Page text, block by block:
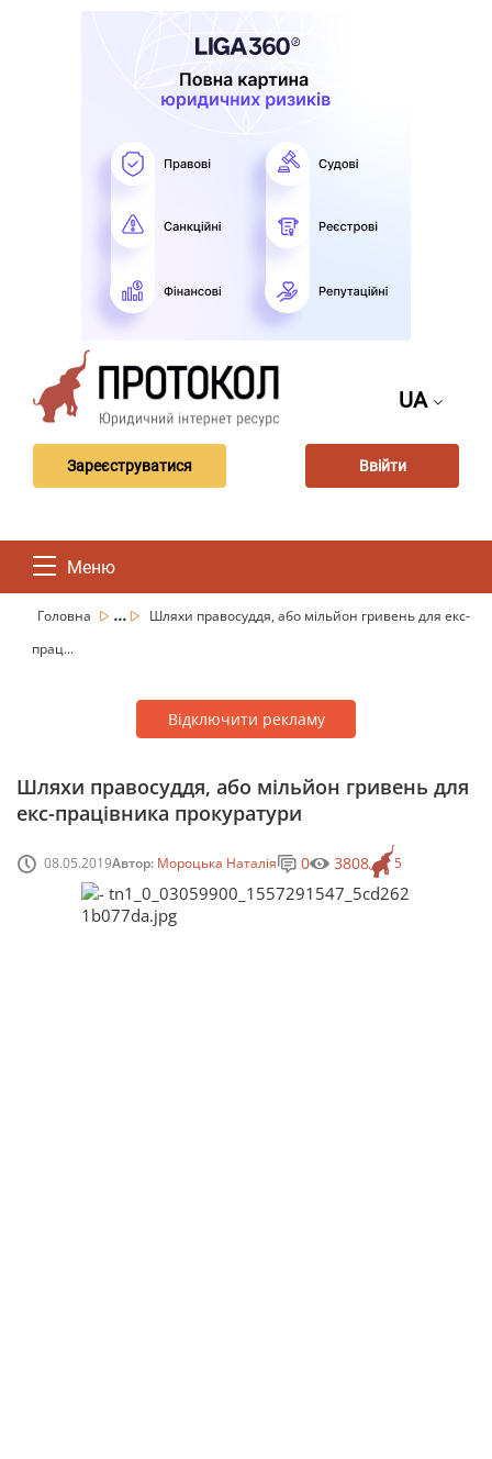
UA
Зареєструватися Ввійти
Меню
Головна ...
Шляхи правосуддя, або мільйон гривень для екс-
прац...
Відключити рекламу
Шляхи правосуддя, або мільйон гривень для
екс-працівника прокуратури
08.05.2019Автор: Мороцька Наталія 5
0 3808